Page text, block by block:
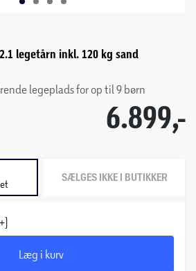
legetårn inkl. 120 kg sand
legeplads for op til 9 børn
6.899,-
SÆLGES IKKE I BUTIKKER
Læg i kurv